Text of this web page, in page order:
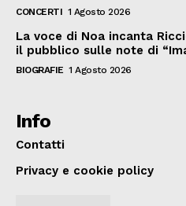
CONCERTI 1 Agosto 2026
La voce di Noa incanta
il pubblico sulle note di
BIOGRAFIE 1 Agosto 2026
Info
Contatti
Privacy e cookie policy